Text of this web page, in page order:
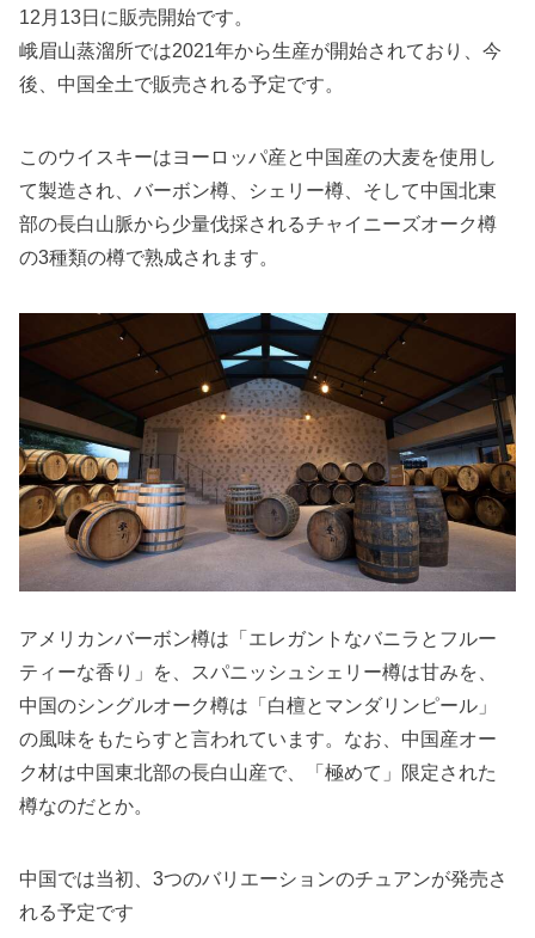
12月13日に販売開始です。
峨眉山蒸溜所では2021年から生産が開始されており、今
後、中国全土で販売される予定です。
このウイスキーはヨーロッパ産と中国産の大麦を使用し
て製造され、バーボン樽、シェリー樽、そして中国北東
部の長白山脈から少量伐採されるチャイニーズオーク樽
の3種類の樽で熟成されます。
アメリカンバーボン樽は「エレガントなバニラとフルー
ティーな香り」を、スパニッシュシェリー樽は甘みを、
中国のシングルオーク樽は「白檀とマンダリンピール」
の風味をもたらすと言われています。なお、中国産オー
ク材は中国東北部の長白山産で、「極めて」限定された
樽なのだとか。
中国では当初、3つのバリエーションのチュアンが発売さ
れる予定です